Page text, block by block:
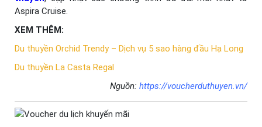
Aspira Cruise.
XEM THÊM:
Du thuyền Orchid Trendy – Dịch vụ 5 sao hàng đầu Hạ Long
Du thuyền La Casta Regal
Nguồn: https://voucherduthuyen.vn/